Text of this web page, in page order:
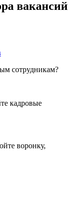
вакансий
сотрудникам?
кадровые
воронку,